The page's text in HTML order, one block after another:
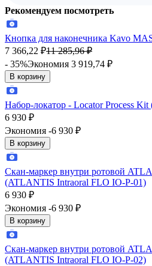
Рекомендуем посмотреть
Кнопка для наконечника Kavo
7 366,22 ₽11 285,96 ₽
- 35%Экономия 3 919,74 ₽
В корзину
Набор-локатор - Locator Process Kit
6 930 ₽
Экономия -6 930 ₽
В корзину
Скан-маркер внутри ротовой
(ATLANTIS Intraoral FLO IO-P-01)
6 930 ₽
Экономия -6 930 ₽
В корзину
Скан-маркер внутри ротовой
(ATLANTIS Intraoral FLO IO-P-02)